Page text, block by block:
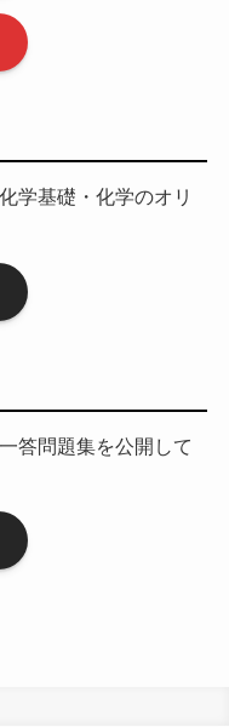
学基礎・化学のオリ
答問題集を公開して